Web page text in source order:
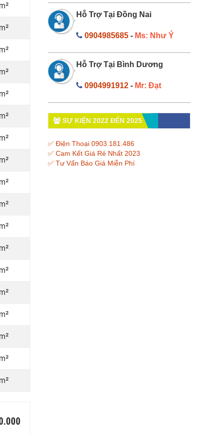
Hỗ Trợ Tại Đồng Nai
0904985685 - Ms: Như Ý
Hỗ Trợ Tại Bình Dương
0904991912 - Mr: Đạt
SỰ KIỆN 2022 ĐẾN 2025
✅ Điện Thoại 0903.181.486
✅ Cam Kết Giá Rẻ Nhất 2023
✅ Tư Vấn Báo Giá Miễn Phí